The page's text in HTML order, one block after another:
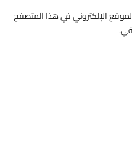
الإلكتروني في هذا المتصفح